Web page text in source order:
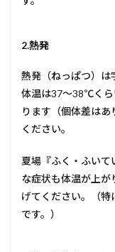
2.熱発
熱発（ねっぱつ）は
体温は37～38℃く
ります（個体差は
ください。
夏場『ふく・ふいて
な症状も体温が上が
げてください。（
です。）